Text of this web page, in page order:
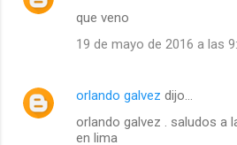
que veno
19 de mayo de 2016 a las
orlando galvez dijo…
orlando galvez . saludos a
en lima